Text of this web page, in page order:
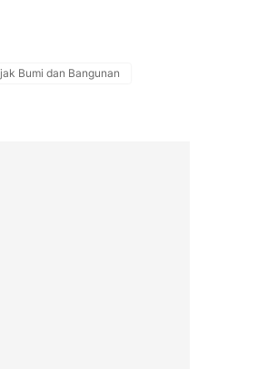
Bumi dan Bangunan